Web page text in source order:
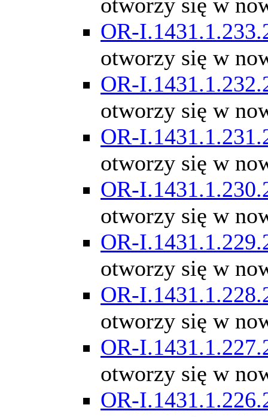
OR-
otworzy się w
OR-
otworzy się w
OR-
otworzy się w
OR-
otworzy się w
OR-
otworzy się w
OR-
otworzy się w
OR-
otworzy się w
OR-